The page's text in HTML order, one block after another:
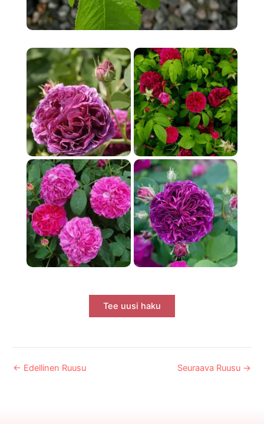
Tee uusi haku
← Edellinen Ruusu Seuraava Ruusu →